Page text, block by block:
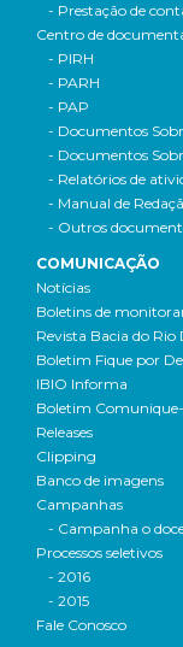
- Prestação de
Centro de
- PIRH
- PARH
- PAP
- Documentos
- Documentos
- Relatórios de
- Manual de
- Outros
COMUNICAÇÃO
Notícias
Boletins de
Revista Bacia do Rio
Boletim Fique por
IBIO Informa
Boletim
Releases
Clipping
Banco de imagens
Campanhas
- Campanha o
Processos seletivos
- 2016
- 2015
Fale Conosco